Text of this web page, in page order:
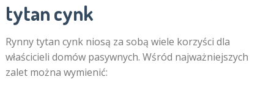
tytan cynk
Rynny tytan cynk niosą za sobą wiele korzyści dla
właścicieli domów pasywnych. Wśród najważniejszych
zalet można wymienić: